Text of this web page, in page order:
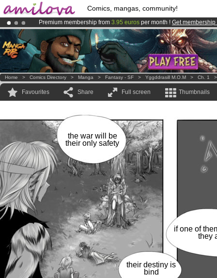
Comics, mangas, community!
Premium membership from 3.95 euros per month ! Get membership
Already 134393membersand 1208comics & mangas!.
AmilovaKickstarter is now LIVE!.
Home > Comics Directory > Manga > Fantasy - SF > Yggddrasill M.O.M > Ch. 1
Favourites Share Full screen Thumbnails
the war will be
their only safety
their destiny is
bind
if one of
they